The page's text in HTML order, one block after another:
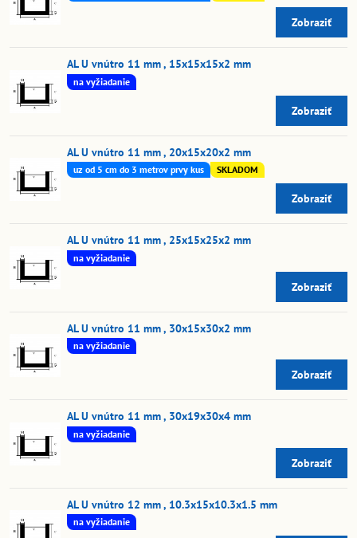
Zobraziť
AL U vnútro 11 mm , 15x15x15x2 mm
na vyžiadanie
Zobraziť
AL U vnútro 11 mm , 20x15x20x2 mm
uz od 5 cm do 3 metrov prvy kus SKLADOM
Zobraziť
AL U vnútro 11 mm , 25x15x25x2 mm
na vyžiadanie
Zobraziť
AL U vnútro 11 mm , 30x15x30x2 mm
na vyžiadanie
Zobraziť
AL U vnútro 11 mm , 30x19x30x4 mm
na vyžiadanie
Zobraziť
AL U vnútro 12 mm , 10.3x15x10.3x1.5 mm
na vyžiadanie